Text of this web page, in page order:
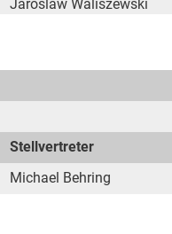
Jaroslaw Waliszewski
Stellvertreter
Michael Behring